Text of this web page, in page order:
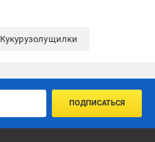
Кукурузолущилки
ПОДПИСАТЬСЯ